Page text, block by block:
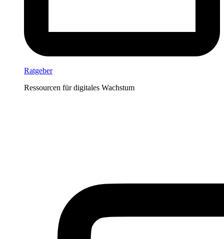
Ratgeber
Ressourcen für digitales Wachstum